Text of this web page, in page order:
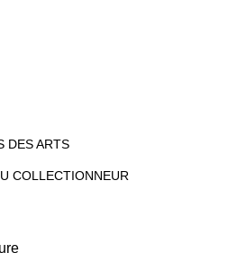
DES ARTS
COLLECTIONNEUR